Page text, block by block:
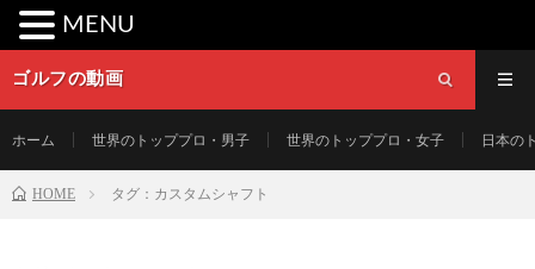
ゴルフの動画
ホーム 世界のトッププロ・男子 世界のトッププロ・女子 日本の
HOME タグ：カスタムシャフト
MENU